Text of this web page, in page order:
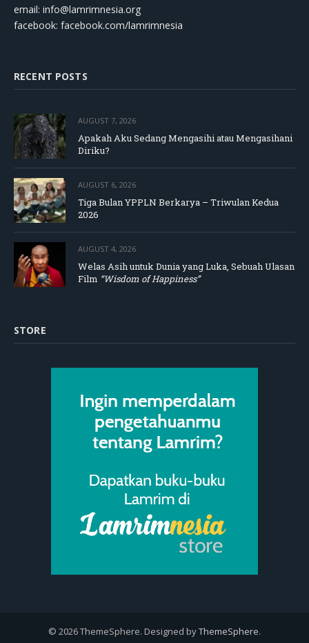
email: info@lamrimnesia.org
facebook: facebook.com/lamrimnesia
RECENT POSTS
AUGUST 7, 2026
Apakah Aku Sedang Mengasihi atau Mengasihani
Diriku?
AUGUST 6, 2026
Tiga Bulan YPPLN Berkarya – Triwulan Kedua
2026
AUGUST 4, 2026
Welas Asih untuk Dunia yang Luka, Sebuah Ulasan
Film “Wisdom of Happiness”
STORE
© 2026 ThemeSphere. Designed byThemeSphere.